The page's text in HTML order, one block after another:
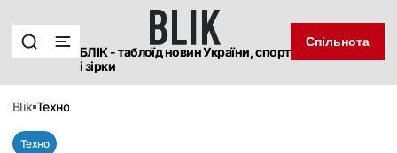
БЛІК - таблоїд новин України, спорт
і зірки
Спільнота
blik техно
Техно